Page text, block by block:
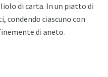
di carta. In un piatto di
ciascuno con
di aneto.